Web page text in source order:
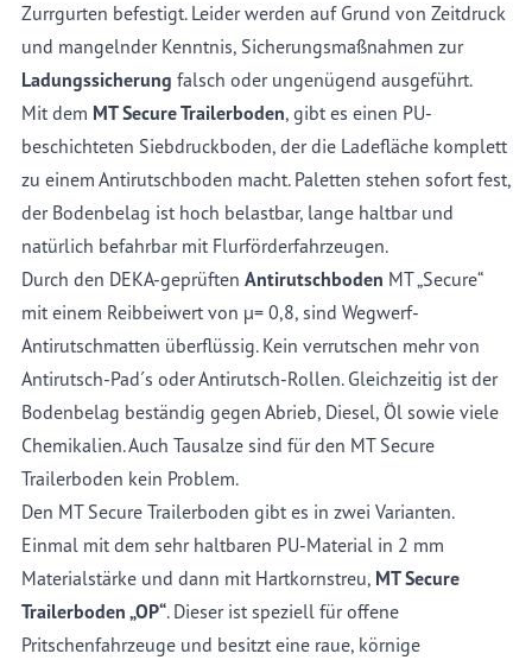
Zurrgurten befestigt. Leider werden auf Grund von Zeitdruck
und mangelnder Kenntnis, Sicherungsmaßnahmen zur
Ladungssicherung falsch oder ungenügend ausgeführt.
Mit dem MT Secure Trailerboden, gibt es einen PU-
beschichteten Siebdruckboden, der die Ladefläche komplett
zu einem Antirutschboden macht. Paletten stehen sofort fest,
der Bodenbelag ist hoch belastbar, lange haltbar und
natürlich befahrbar mit Flurförderfahrzeugen.
Durch den DEKA-geprüften Antirutschboden MT „Secure“
mit einem Reibbeiwert von µ= 0,8, sind Wegwerf-
Antirutschmatten überflüssig. Kein verrutschen mehr von
Antirutsch-Pad´s oder Antirutsch-Rollen. Gleichzeitig ist der
Bodenbelag beständig gegen Abrieb, Diesel, Öl sowie viele
Chemikalien. Auch Tausalze sind für den MT Secure
Trailerboden kein Problem.
Den MT Secure Trailerboden gibt es in zwei Varianten.
Einmal mit dem sehr haltbaren PU-Material in 2 mm
Materialstärke und dann mit Hartkornstreu, MT Secure
Trailerboden „OP“. Dieser ist speziell für offene
Pritschenfahrzeuge und besitzt eine raue, körnige